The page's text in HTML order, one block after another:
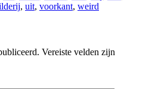
, uit, voorkant, weird
Vereiste velden zijn